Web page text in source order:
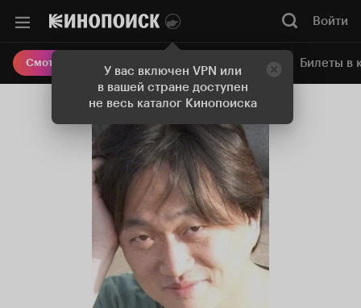
У вас включен VPN или
в вашей стране доступен
не весь каталог Кинопоиска
Войти
Смотреть кино Онлайн-кинотеатр Билеты в